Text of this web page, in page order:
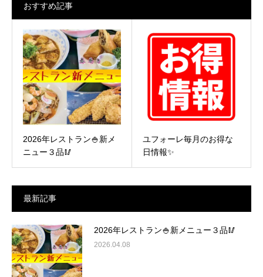
おすすめ記事
2026年レストラン🍚新メ
ニュー３品🥢
ユフォーレ毎月のお得な
日情報✨
最新記事
2026年レストラン🍚新メニュー３品🥢
2026.04.08